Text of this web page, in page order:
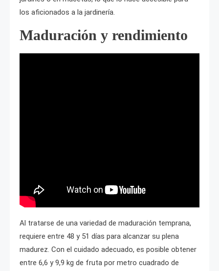
los aficionados a la jardinería.
Maduración y rendimiento
Al tratarse de una variedad de maduración temprana,
requiere entre 48 y 51 días para alcanzar su plena
madurez. Con el cuidado adecuado, es posible obtener
entre 6,6 y 9,9 kg de fruta por metro cuadrado de